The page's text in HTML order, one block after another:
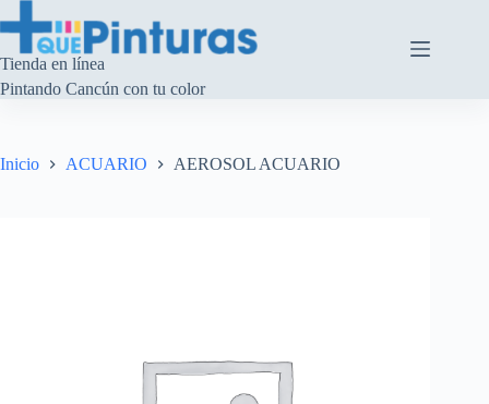
al
contenido
Tienda en línea
Pintando Cancún con tu color
Inicio ACUARIO AEROSOL ACUARIO